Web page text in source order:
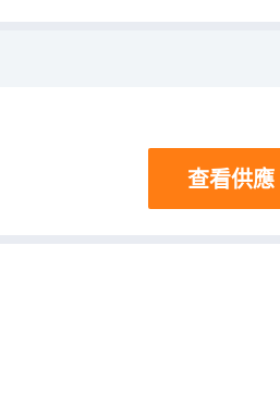
查看供應